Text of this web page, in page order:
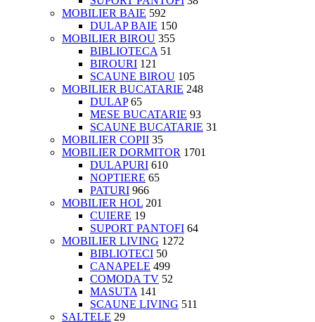
MOBILIER BAIE 592
DULAP BAIE 150
MOBILIER BIROU 355
BIBLIOTECA 51
BIROURI 121
SCAUNE BIROU 105
MOBILIER BUCATARIE 248
DULAP 65
MESE BUCATARIE 93
SCAUNE BUCATARIE 31
MOBILIER COPII 35
MOBILIER DORMITOR 1701
DULAPURI 610
NOPTIERE 65
PATURI 966
MOBILIER HOL 201
CUIERE 19
SUPORT PANTOFI 64
MOBILIER LIVING 1272
BIBLIOTECI 50
CANAPELE 499
COMODA TV 52
MASUTA 141
SCAUNE LIVING 511
SALTELE 29